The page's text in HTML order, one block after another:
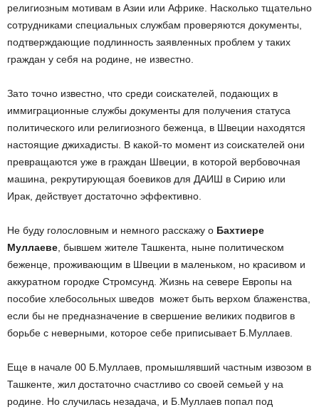
религиозным мотивам в Азии или Африке. Насколько тщательно
сотрудниками специальных службам проверяются документы,
подтверждающие подлинность заявленных проблем у таких
граждан у себя на родине, не известно.
Зато точно известно, что среди соискателей, подающих в
иммиграционные службы документы для получения статуса
политического или религиозного беженца, в Швеции находятся
настоящие джихадисты. В какой-то момент из соискателей они
превращаются уже в граждан Швеции, в которой вербовочная
машина, рекрутирующая боевиков для ДАИШ в Сирию или
Ирак, действует достаточно эффективно.
Не буду голословным и немного расскажу о Бахтиере
Муллаеве, бывшем жителе Ташкента, ныне политическом
беженце, проживающим в Швеции в маленьком, но красивом и
аккуратном городке Стромсунд. Жизнь на севере Европы на
пособие хлебосольных шведов может быть верхом блаженства,
если бы не предназначение в свершение великих подвигов в
борьбе с неверными, которое себе приписывает Б.Муллаев.
Еще в начале 00 Б.Муллаев, промышлявший частным извозом в
Ташкенте, жил достаточно счастливо со своей семьей у на
родине. Но случилась незадача, и Б.Муллаев попал под